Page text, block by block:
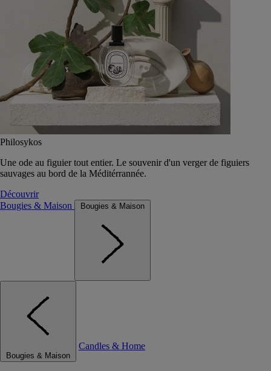
Philosykos
Une ode au figuier tout entier. Le souvenir d'un verger de figuiers
sauvages au bord de la Méditérrannée.
Découvrir
Bougies & Maison
Bougies & Maison
Bougies & Maison
Candles & Home